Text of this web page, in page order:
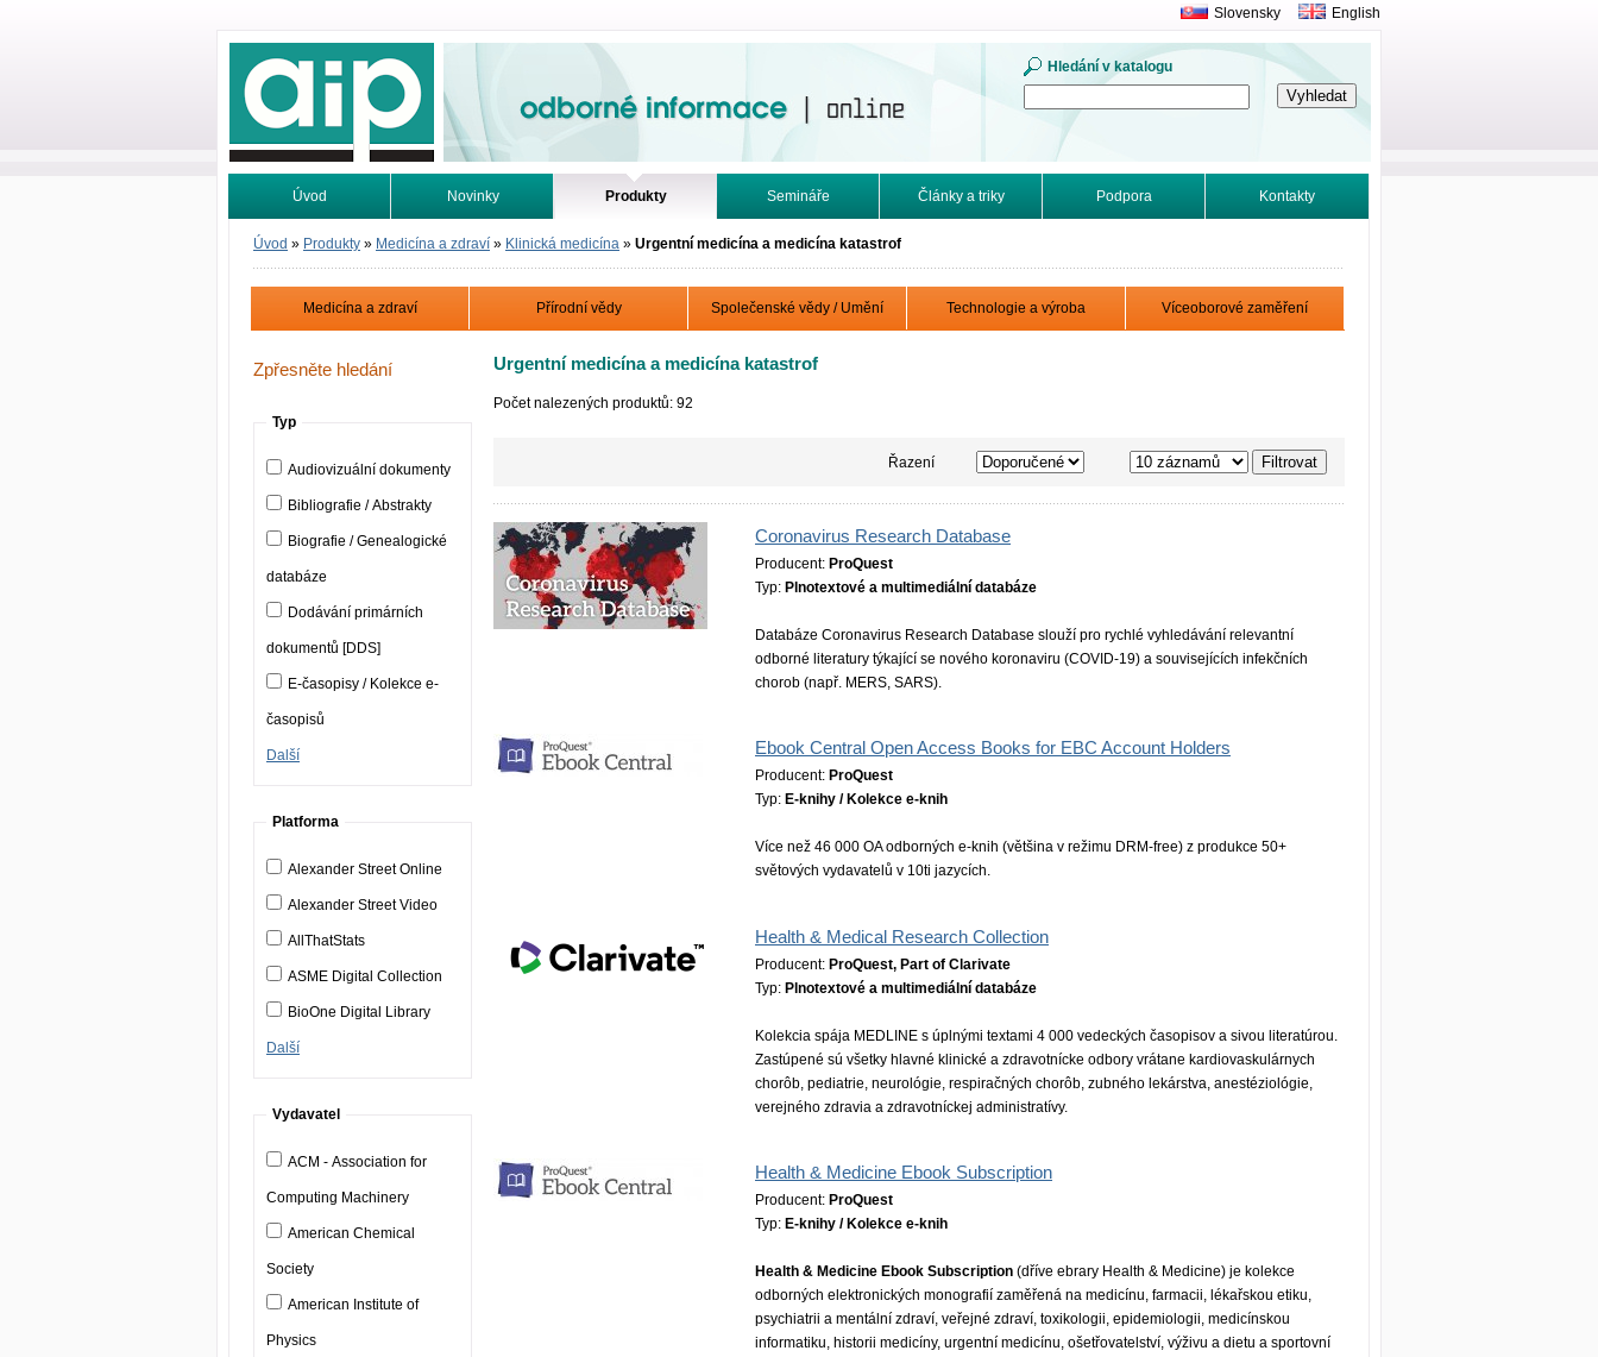
Odborné informace. Online.
Hledání v katalogu
Slovensky English
Úvod Novinky Produkty Semináře Články a triky Podpora Kontakty
Vyhledávání Tutoriály
Úvod » Produkty » Medicína a zdraví » Klinická medicína » Urgentní medicína a medicína katastrof
Medicína a zdraví Přírodní vědy Společenské vědy / Umění Technologie a výroba Víceoborové zaměření
Zpřesněte hledání
Typ
Audiovizuální dokumenty
Bibliografie / Abstrakty
Biografie / Genealogické
databáze
Dodávání primárních
dokumentů [DDS]
E-časopisy / Kolekce e-
časopisů
Další
Platforma
Alexander Street Online
Alexander Street Video
AllThatStats
ASME Digital Collection
BioOne Digital Library
Další
Vydavatel
ACM - Association for
Computing Machinery
American Chemical
Society
American Institute of
Physics
Urgentní medicína a medicína katastrof
Počet nalezených produktů: 92
Řazení
Coronavirus Research Database
Producent: ProQuest
Typ: Plnotextové a multimediální databáze
Databáze Coronavirus Research Database slouží pro rychlé vyhledávání relevantní
odborné literatury týkající se nového koronaviru (COVID-19) a souvisejících infekčních
chorob (např. MERS, SARS).
Ebook Central Open Access Books for EBC Account Holders
Producent: ProQuest
Typ: E-knihy / Kolekce e-knih
Více než 46 000 OA odborných e-knih (většina v režimu DRM-free) z produkce 50+
světových vydavatelů v 10ti jazycích.
Health & Medical Research Collection
Producent: ProQuest, Part of Clarivate
Typ: Plnotextové a multimediální databáze
Kolekcia spája MEDLINE s úplnými textami 4 000 vedeckých časopisov a sivou literatúrou.
Zastúpené sú všetky hlavné klinické a zdravotnícke odbory vrátane kardiovaskulárnych
chorôb, pediatrie, neurológie, respiračných chorôb, zubného lekárstva, anestéziológie,
verejného zdravia a zdravotníckej administratívy.
Health & Medicine Ebook Subscription
Producent: ProQuest
Typ: E-knihy / Kolekce e-knih
Health & Medicine Ebook Subscription (dříve ebrary Health & Medicine) je kolekce
odborných elektronických monografií zaměřená na medicínu, farmacii, lékařskou etiku,
psychiatrii a mentální zdraví, veřejné zdraví, toxikologii, epidemiologii, medicínskou
informatiku, historii medicíny, urgentní medicínu, ošetřovatelství, výživu a dietu a sportovní